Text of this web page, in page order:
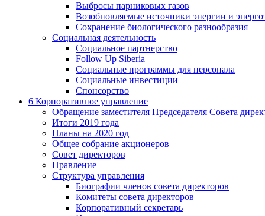
Выбросы парниковых газов
Возобновляемые источники энергии и
Сохранение биологического разнообразия
Социальная деятельность
Социальное партнерство
Follow Up Siberia
Социальные программы для персонала
Социальные инвестиции
Спонсорство
6 Корпоративное управление
Обращение заместителя Председателя Совета
Итоги 2019 года
Планы на 2020 год
Общее собрание акционеров
Совет директоров
Правление
Структура управления
Биографии членов совета директоров
Комитеты совета директоров
Корпоративный секретарь